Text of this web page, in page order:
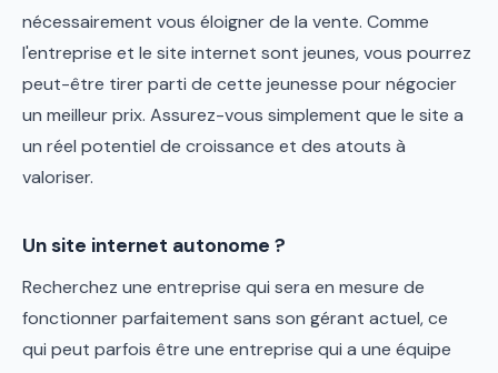
nécessairement vous éloigner de la vente. Comme
l'entreprise et le site internet sont jeunes, vous pourrez
peut-être tirer parti de cette jeunesse pour négocier
un meilleur prix. Assurez-vous simplement que le site a
un réel potentiel de croissance et des atouts à
valoriser.
Un site internet autonome ?
Recherchez une entreprise qui sera en mesure de
fonctionner parfaitement sans son gérant actuel, ce
qui peut parfois être une entreprise qui a une équipe